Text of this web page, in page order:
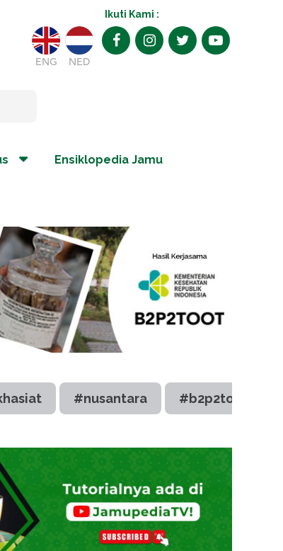
Ikuti Kami :
ENG NED
Ensiklopedia Jamu
#nusantara #b2p2toot